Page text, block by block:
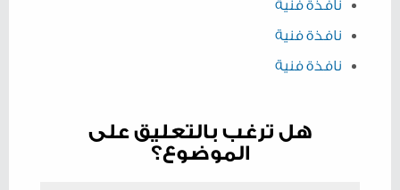
نافذة فنية
نافذة فنية
نافذة فنية
هل ترغب بالتعليق على
الموضوع؟